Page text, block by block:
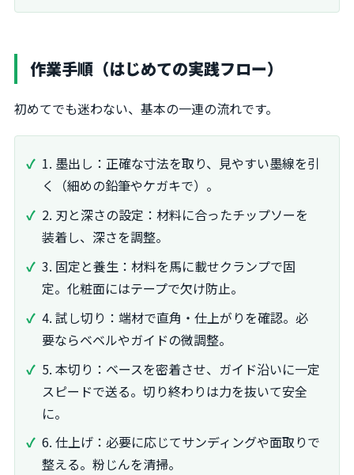
作業手順（はじめての実践フロー）
初めてでも迷わない、基本の一連の流れです。
1. 墨出し：正確な寸法を取り、見やすい墨線を引
く（細めの鉛筆やケガキで）。
2. 刃と深さの設定：材料に合ったチップソーを
装着し、深さを調整。
3. 固定と養生：材料を馬に載せクランプで固
定。化粧面にはテープで欠け防止。
4. 試し切り：端材で直角・仕上がりを確認。必
要ならベベルやガイドの微調整。
5. 本切り：ベースを密着させ、ガイド沿いに一定
スピードで送る。切り終わりは力を抜いて安全
に。
6. 仕上げ：必要に応じてサンディングや面取りで
整える。粉じんを清掃。